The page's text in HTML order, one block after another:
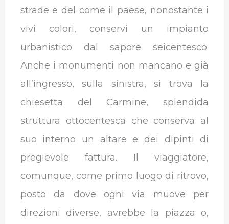
strade e del come il paese, nonostante i
vivi colori, conservi un impianto
urbanistico dal sapore seicentesco.
Anche i monumenti non mancano e già
all’ingresso, sulla sinistra, si trova la
chiesetta del Carmine, splendida
struttura ottocentesca che conserva al
suo interno un altare e dei dipinti di
pregievole fattura. Il viaggiatore,
comunque, come primo luogo di ritrovo,
posto da dove ogni via muove per
direzioni diverse, avrebbe la piazza o,